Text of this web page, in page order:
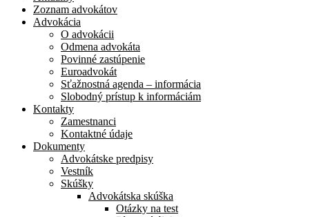
Zoznam advokátov
Advokácia
O advokácii
Odmena advokáta
Povinné zastúpenie
Euroadvokát
Sťažnostná agenda – informácia
Slobodný prístup k informáciám
Kontakty
Zamestnanci
Kontaktné údaje
Dokumenty
Advokátske predpisy
Vestník
Skúšky
Advokátska skúška
Otázky na test